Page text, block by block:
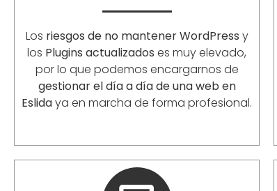
Los riesgos de no mantener WordPress y
los Plugins actualizados es muy elevado,
por lo que podemos encargarnos de
gestionar el día a día de una web en
Eslidaya en marcha de forma profesional.